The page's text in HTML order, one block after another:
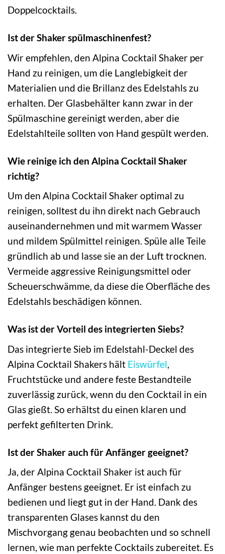
Doppelcocktails.
Ist der Shaker spülmaschinenfest?
Wir empfehlen, den Alpina Cocktail Shaker per
Hand zu reinigen, um die Langlebigkeit der
Materialien und die Brillanz des Edelstahls zu
erhalten. Der Glasbehälter kann zwar in der
Spülmaschine gereinigt werden, aber die
Edelstahlteile sollten von Hand gespült werden.
Wie reinige ich den Alpina Cocktail Shaker
richtig?
Um den Alpina Cocktail Shaker optimal zu
reinigen, solltest du ihn direkt nach Gebrauch
auseinandernehmen und mit warmem Wasser
und mildem Spülmittel reinigen. Spüle alle Teile
gründlich ab und lasse sie an der Luft trocknen.
Vermeide aggressive Reinigungsmittel oder
Scheuerschwämme, da diese die Oberfläche des
Edelstahls beschädigen können.
Was ist der Vorteil des integrierten Siebs?
Das integrierte Sieb im Edelstahl-Deckel des
Alpina Cocktail Shakers hält Eiswürfel,
Fruchtstücke und andere feste Bestandteile
zuverlässig zurück, wenn du den Cocktail in ein
Glas gießt. So erhältst du einen klaren und
perfekt gefilterten Drink.
Ist der Shaker auch für Anfänger geeignet?
Ja, der Alpina Cocktail Shaker ist auch für
Anfänger bestens geeignet. Er ist einfach zu
bedienen und liegt gut in der Hand. Dank des
transparenten Glases kannst du den
Mischvorgang genau beobachten und so schnell
lernen, wie man perfekte Cocktails zubereitet. Es